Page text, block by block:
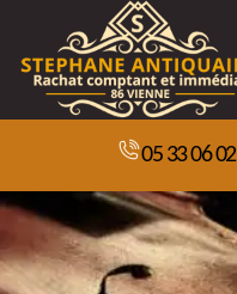
05 33 06